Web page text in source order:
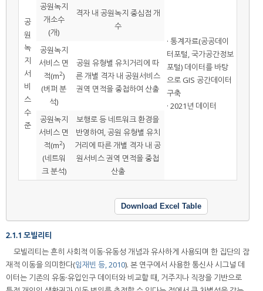
공
원
녹
지
서
비
스
수
준
· 통계자료(공공데이
터포털, 국가공간정보
포털) 데이터를 바탕
으로 GIS 공간데이터
구축
· 2021년 데이터
공원녹지
개소수
(개)
격자 내 공원녹지 중심점 개
수
공원녹지
서비스 면
적(m2)
(버퍼 분
석)
공원 유형별 유치거리에 따
른 개별 격자 내 공원서비스
권역 면적을 중첩하여 산출
공원녹지
서비스 면
적(m2)
(네트워
크 분석)
보행로 등 네트워크 환경을
반영하여, 공원 유형별 유치
거리에 따른 개별 격자 내 공
원서비스 권역 면적을 중첩
산출
Download Excel Table
2.1.1 모빌리티
모빌리티는 흔히 사회적 이동·유동성 개념과 유사하게 사용되며 한 집단의 잠
재적 이동을 의미한다(임재빈 등, 2010). 본 연구에서 사용한 통신사 시그널 데
이터는 기존의 유동·유입인구 데이터와 비교할 때, 거주지나 직장을 기반으로